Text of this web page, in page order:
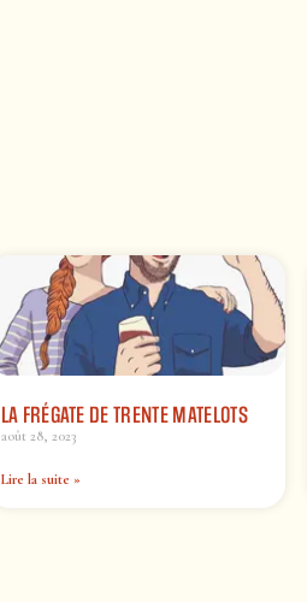
LA FRÉGATE DE TRENTE MATELOTS
août 28, 2023
Lire la suite »